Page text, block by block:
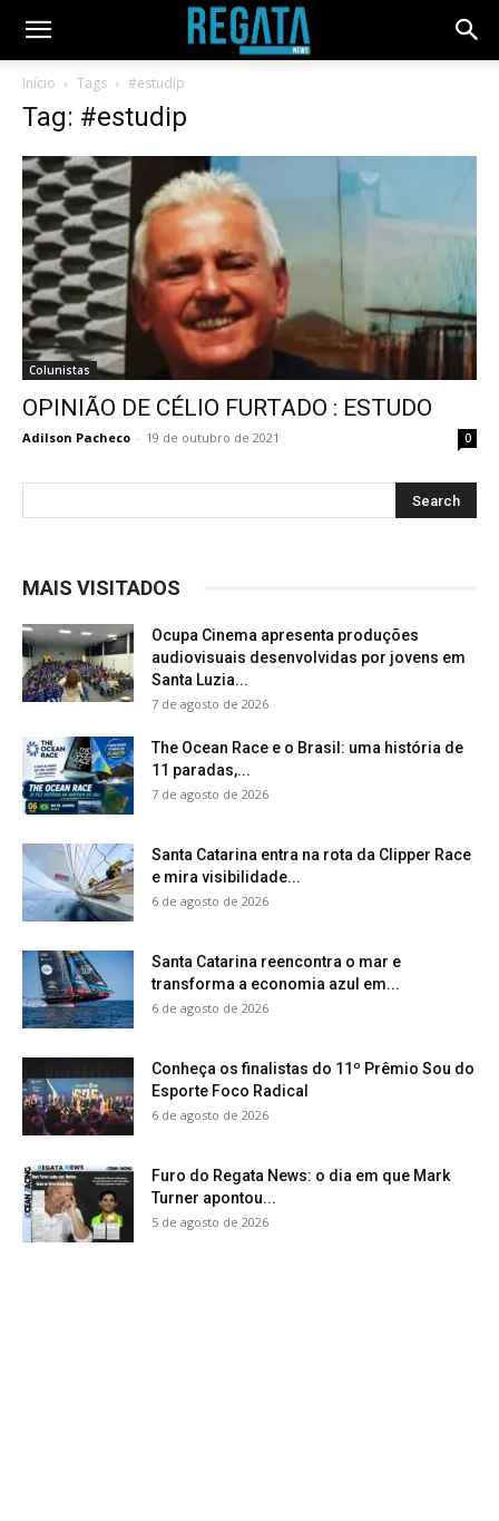
Início Tags #estudip
Tag: #estudip
Colunistas
OPINIÃO DE CÉLIO FURTADO : ESTUDO
Adilson Pacheco - 19 de outubro de 2021 0
MAIS VISITADOS
Ocupa Cinema apresenta produções
audiovisuais desenvolvidas por jovens em
Santa Luzia...
7 de agosto de 2026
The Ocean Race e o Brasil: uma história de
11 paradas,...
7 de agosto de 2026
Santa Catarina entra na rota da Clipper Race
e mira visibilidade...
6 de agosto de 2026
Santa Catarina reencontra o mar e
transforma a economia azul em...
6 de agosto de 2026
Conheça os finalistas do 11º Prêmio Sou do
Esporte Foco Radical
6 de agosto de 2026
Furo do Regata News: o dia em que Mark
Turner apontou...
5 de agosto de 2026